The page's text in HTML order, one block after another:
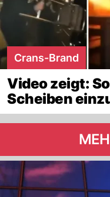
Crans-Brand
Video zeigt:
Scheiben